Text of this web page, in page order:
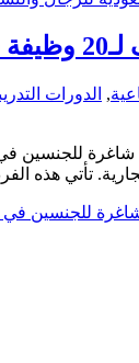
, الدورات
تأتي